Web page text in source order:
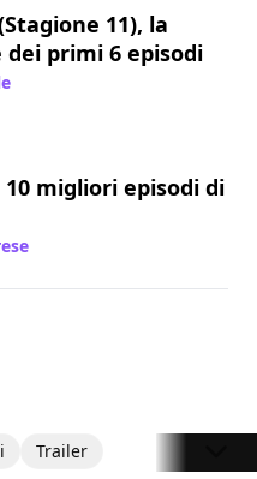
11), la
dei primi 6 episodi
10 migliori episodi di
Trailer